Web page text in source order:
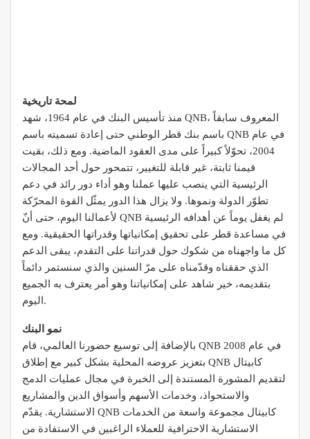
لمحة تاريخية
منذ تأسيس البنك في عام 1964، شهد QNB، المعروف سابقاً
باسم بنك قطر الوطني حتى إعادة تسميته باسم QNB في عام
2004، تحوّلاً كبيراً على مدى العقود الماضية. ومع ذلك، بقيت
قيمنا ثابتة، غير قابلة للتغيير، تتمحور حول أحد المجالات
الرئيسية التي ينصب عليها عملنا وهو أداء دور رائد في دعم
تطوّر الدولة ونموها. ولا يزال هذا الدور يمثّل القوة المحرّكة
لأعمالنا اليوم، حتى أنّ QNB لم يغفل يوماً عن أهدافه الرئيسية
في مساعدة قطر على تحقيق إمكانياتها وقدراتها الحقيقية. ومع
كل ما واجهناه من شكوك حول قدراتنا على التقدم، يبقى الدعم
الذي حققناه وقدّمناه على مرّ السنين والذي سنستمر دائماً
بتقديمه، خير شاهد على إمكانياتنا وهو أمر يعترف به الجميع
اليوم.
نمو البنك
بالإضافة إلى توسيع حضورنا العالمي، قام QNB في عام 2008
بتعزيز عروضه المحلية بشكل كبير مع إطلاق QNB كابيتال
لتقديم المشورة المستندة إلى الخبرة في مجال عمليات الدمج
والاستحواذ، وخدمات الأسهم وأسواق الدين والمشاريع
الاستشارية. يقدّم QNB كابيتال مجموعة واسعة من الخدمات
الاستشارية الاحترافية للعملاء الراغبين في الاستفادة من